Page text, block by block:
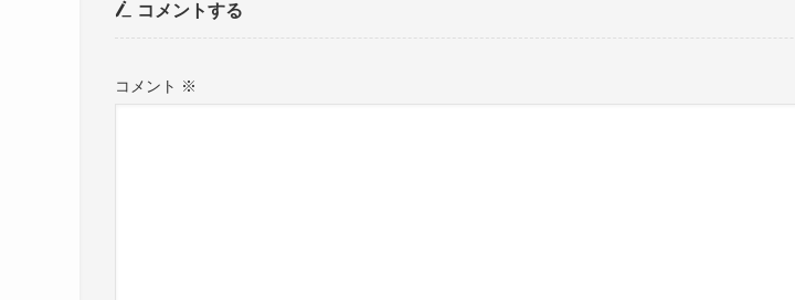
コメントする
コメント ※